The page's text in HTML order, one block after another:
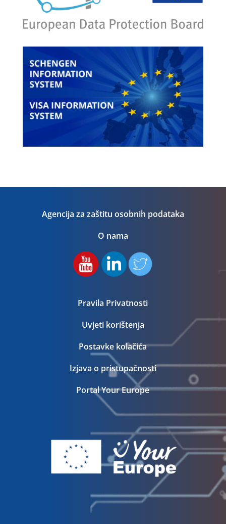
Agencija za zaštitu osobnih podataka
O nama
Pravila Privatnosti
Uvjeti korištenja
Postavke kolačića
Izjava o pristupačnosti
Portal Your Europe